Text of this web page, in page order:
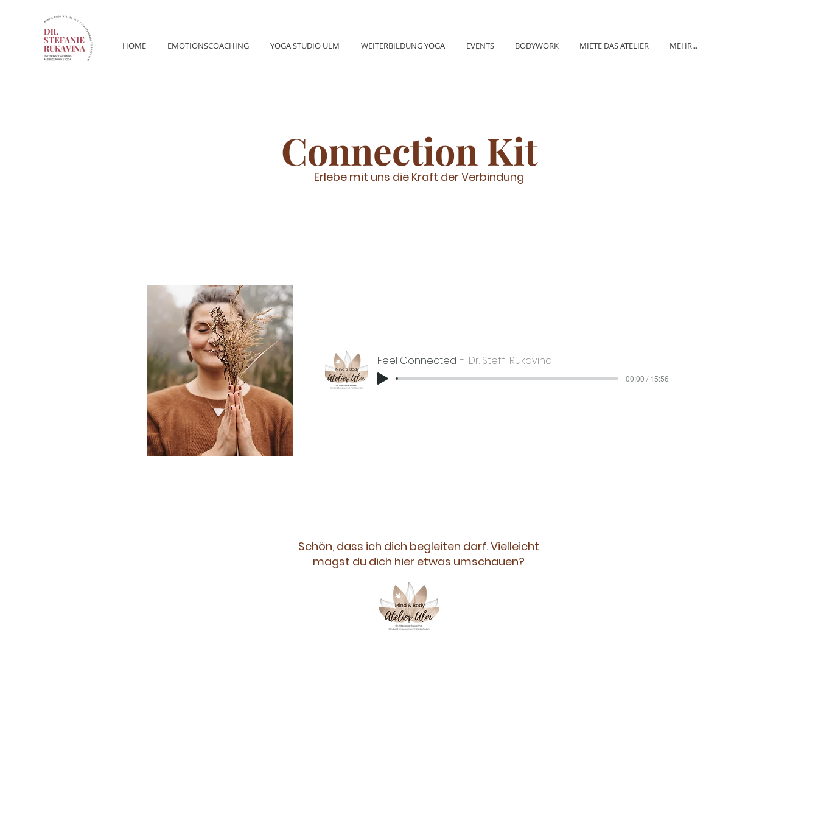
HOME EMOTIONSCOACHING YOGA STUDIO ULM WEITERBILDUNG YOGA EVENTS BODYWORK MIETE DAS ATELIER MEHR...
Connection Kit
Erlebe mit uns die Kraft der Verbindung
Feel Connected Dr. Steffi Rukavina
00:00 / 15:56
Schön, dass ich dich begleiten darf. Vielleicht
magst du dich hier etwas umschauen?